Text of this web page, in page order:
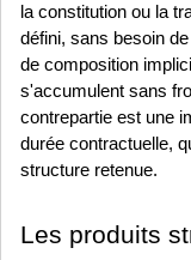
la constitution ou la
défini, sans besoin
de composition
s'accumulent sans
contrepartie est une
durée contractuelle,
structure retenue.
Les produits